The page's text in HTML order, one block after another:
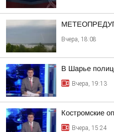
Вчера, 18:08
В Шарье
Вчера, 19:13
Костромские
Вчера, 15:24